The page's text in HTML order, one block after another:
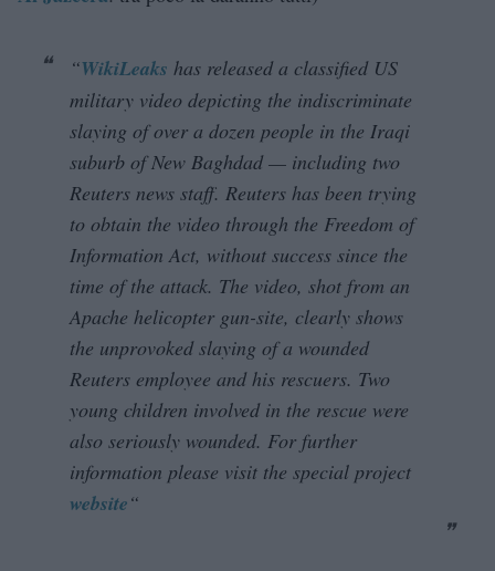
“WikiLeaks has released a classified US
military video depicting the indiscriminate
slaying of over a dozen people in the Iraqi
suburb of New Baghdad — including two
Reuters news staff. Reuters has been trying
to obtain the video through the Freedom of
Information Act, without success since the
time of the attack. The video, shot from an
Apache helicopter gun-site, clearly shows
the unprovoked slaying of a wounded
Reuters employee and his rescuers. Two
young children involved in the rescue were
also seriously wounded. For further
information please visit the special project
website“